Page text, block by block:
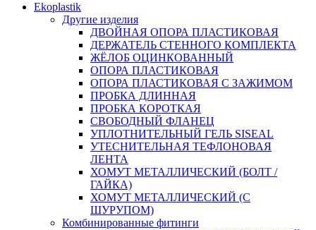
Ekoplastik
Другие изделия
ДВОЙНАЯ ОПОРА ПЛАСТИКОВАЯ
ДЕРЖАТЕЛЬ СТЕННОГО КОМПЛЕКТА
ЖЁЛОБ ОЦИНКОВАННЫЙ
ОПОРА ПЛАСТИКОВАЯ
ОПОРА ПЛАСТИКОВАЯ С ЗАЖИМОМ
ПРОБКА ДЛИННАЯ
ПРОБКА КОРОТКАЯ
СВОБОДНЫЙ ФЛАНЕЦ
УПЛОТНИТЕЛЬНЫЙ ГЕЛЬ SISEAL
УТЕСНИТЕЛЬНАЯ ТЕФЛОНОВАЯ
ЛЕНТА
ХОМУТ МЕТАЛЛИЧЕСКИЙ (БОЛТ /
ГАЙКА)
ХОМУТ МЕТАЛЛИЧЕСКИЙ (С
ШУРУПОМ)
Комбинированные фитинги